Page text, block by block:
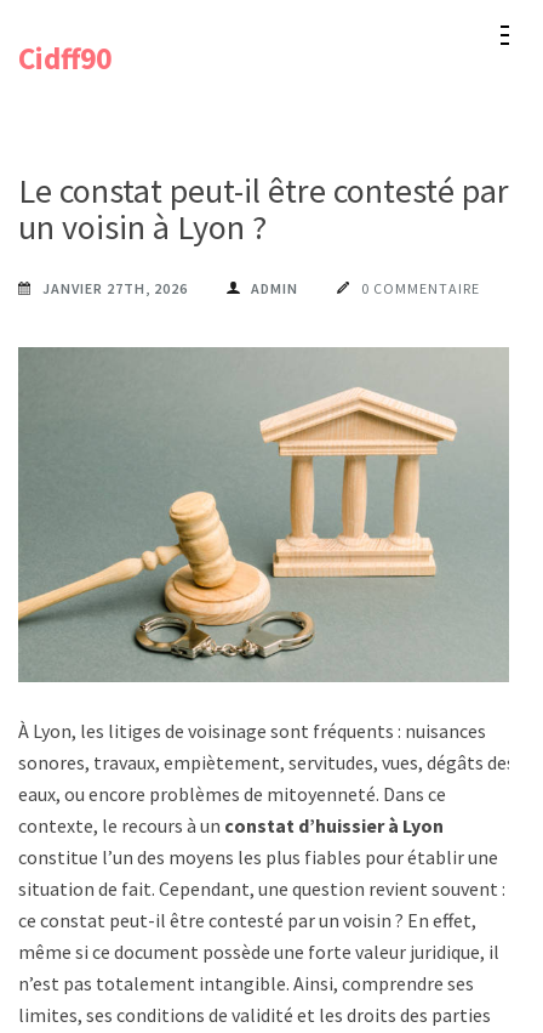
Cidff90
Le constat peut-il être contesté par
un voisin à Lyon ?
JANVIER 27TH, 2026 ADMIN 0 COMMENTAIRE
À Lyon, les litiges de voisinage sont fréquents : nuisances
sonores, travaux, empiètement, servitudes, vues, dégâts des
eaux, ou encore problèmes de mitoyenneté. Dans ce
contexte, le recours à un constat d’huissier à Lyon
constitue l’un des moyens les plus fiables pour établir une
situation de fait. Cependant, une question revient souvent :
ce constat peut-il être contesté par un voisin ? En effet,
même si ce document possède une forte valeur juridique, il
n’est pas totalement intangible. Ainsi, comprendre ses
limites, ses conditions de validité et les droits des parties